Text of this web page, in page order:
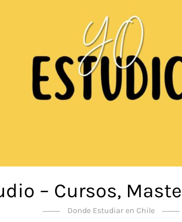
– Cursos,
Donde Estudiar en Chile